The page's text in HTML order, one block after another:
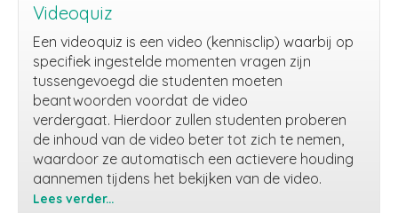
Videoquiz
Een videoquiz is een video (kennisclip) waarbij op
specifiek ingestelde momenten vragen zijn
tussengevoegd die studenten moeten
beantwoorden voordat de video
verdergaat. Hierdoor zullen studenten proberen
de inhoud van de video beter tot zich te nemen,
waardoor ze automatisch een actievere houding
aannemen tijdens het bekijken van de video.
Lees verder...